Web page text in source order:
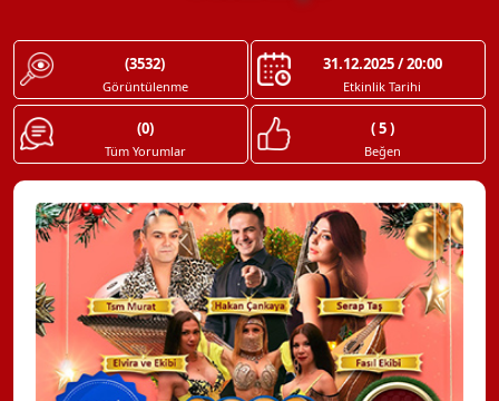
(3532)
Görüntülenme
31.12.2025 / 20:00
Etkinlik Tarihi
(0)
Tüm Yorumlar
( 5 )
Beğen